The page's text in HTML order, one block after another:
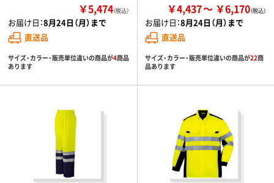
￥5,474（税込）
お届け日：8月24日（月）まで
直送品
サイズ・カラー・販売単位違いの商品が4商品
あります
￥4,437 ￥6,170
お届け日：8月24日（月）まで
直送品
サイズ・カラー・販売単位違いの商品が22商
品あります